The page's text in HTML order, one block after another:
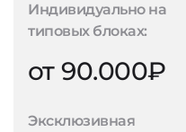
Индивидуально на
типовых блоках:
от 90.000₽
Эксклюзивная